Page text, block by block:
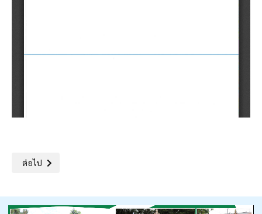
เนื้อหาถัดไป: องค์การบริหารส่วนตำบลหนองนาคำ อำเภอเมือง จังหวั
ต่อไป